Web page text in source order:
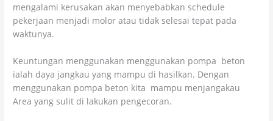
mengalami kerusakan akan menyebabkan schedule
pekerjaan menjadi molor atau tidak selesai tepat pada
waktunya.
Keuntungan menggunakan menggunakan pompa beton
ialah daya jangkau yang mampu di hasilkan. Dengan
menggunakan pompa beton kita mampu menjangakau
Area yang sulit di lakukan pengecoran.